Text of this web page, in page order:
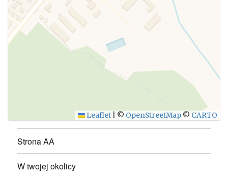
Leaflet © OpenStreetMap © CARTO
Strona AA
W twojej okolicy